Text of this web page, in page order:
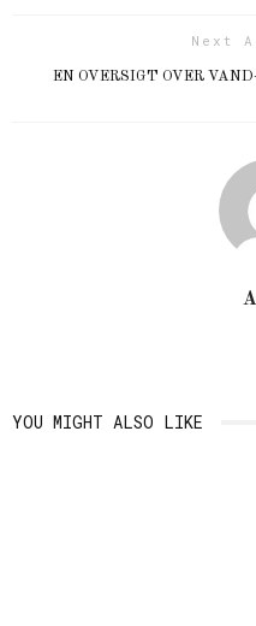
Next
EN OVERSIGT OVER
YOU MIGHT ALSO LIKE